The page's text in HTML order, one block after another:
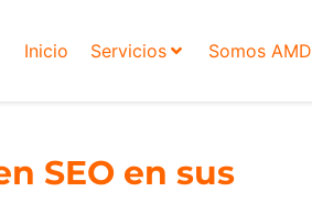
Inicio Servicios Somos AMD
SEO en sus